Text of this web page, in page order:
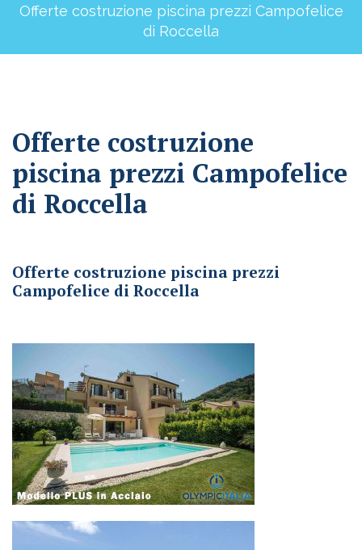
Offerte costruzione piscina prezzi Campofelice
di Roccella
Offerte costruzione
piscina prezzi Campofelice
di Roccella
Offerte costruzione piscina prezzi
Campofelice di Roccella